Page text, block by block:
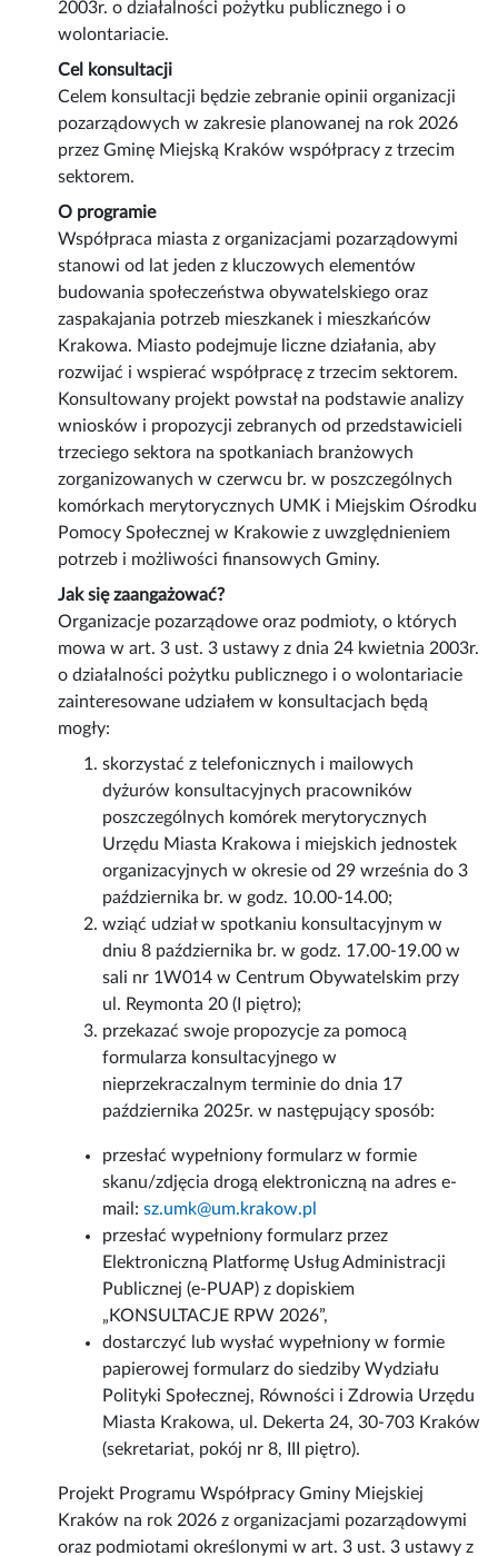
2003r. o działalności pożytku publicznego i o
wolontariacie.
Cel konsultacji
Celem konsultacji będzie zebranie opinii organizacji
pozarządowych w zakresie planowanej na rok 2026
przez Gminę Miejską Kraków współpracy z trzecim
sektorem.
O programie
Współpraca miasta z organizacjami pozarządowymi
stanowi od lat jeden z kluczowych elementów
budowania społeczeństwa obywatelskiego oraz
zaspakajania potrzeb mieszkanek i mieszkańców
Krakowa. Miasto podejmuje liczne działania, aby
rozwijać i wspierać współpracę z trzecim sektorem.
Konsultowany projekt powstał na podstawie analizy
wniosków i propozycji zebranych od przedstawicieli
trzeciego sektora na spotkaniach branżowych
zorganizowanych w czerwcu br. w poszczególnych
komórkach merytorycznych UMK i Miejskim Ośrodku
Pomocy Społecznej w Krakowie z uwzględnieniem
potrzeb i możliwości finansowych Gminy.
Jak się zaangażować?
Organizacje pozarządowe oraz podmioty, o których
mowa w art. 3 ust. 3 ustawy z dnia 24 kwietnia 2003r.
o działalności pożytku publicznego i o wolontariacie
zainteresowane udziałem w konsultacjach będą
mogły:
skorzystać z telefonicznych i mailowych
dyżurów konsultacyjnych pracowników
poszczególnych komórek merytorycznych
Urzędu Miasta Krakowa i miejskich jednostek
organizacyjnych w okresie od 29 września do 3
października br. w godz. 10.00-14.00;
wziąć udział w spotkaniu konsultacyjnym w
dniu 8 października br. w godz. 17.00-19.00 w
sali nr 1W014 w Centrum Obywatelskim przy
ul. Reymonta 20 (I piętro);
przekazać swoje propozycje za pomocą
formularza konsultacyjnego w
nieprzekraczalnym terminie do dnia 17
października 2025r. w następujący sposób:
przesłać wypełniony formularz w formie
skanu/zdjęcia drogą elektroniczną na adres e-
mail:sz.umk@um.krakow.pl
przesłać wypełniony formularz przez
Elektroniczną Platformę Usług Administracji
Publicznej (e-PUAP) z dopiskiem
„KONSULTACJE RPW 2026”,
dostarczyć lub wysłać wypełniony w formie
papierowej formularz do siedziby Wydziału
Polityki Społecznej, Równości i Zdrowia Urzędu
Miasta Krakowa, ul. Dekerta 24, 30-703 Kraków
(sekretariat, pokój nr 8, III piętro).
Projekt Programu Współpracy Gminy Miejskiej
Kraków na rok 2026 z organizacjami pozarządowymi
oraz podmiotami określonymi w art. 3 ust. 3 ustawy z